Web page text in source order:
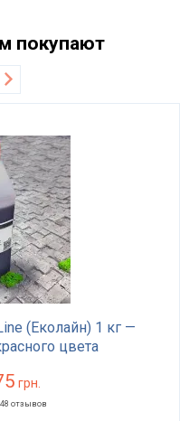
покупают
(Еколайн) 1 кг —
цвета
грн.
48 отзывов